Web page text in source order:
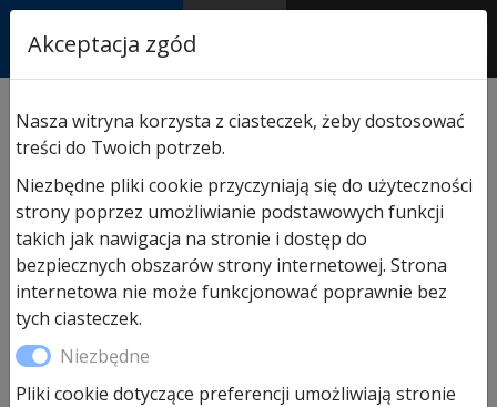
AUTORYZOWANY
PARTNER & SERWIS
segmentowych garażowych/ Sprężyna L723 do bramy
segmentowej EPU/LPU40
Promocja!
Akceptacja zgód
Nasza witryna korzysta z ciasteczek, żeby dostosować
treści do Twoich potrzeb.
Niezbędne pliki cookie przyczyniają się do użyteczności
strony poprzez umożliwianie podstawowych funkcji
takich jak nawigacja na stronie i dostęp do
bezpiecznych obszarów strony internetowej. Strona
internetowa nie może funkcjonować poprawnie bez
tych ciasteczek.
Niezbędne
Pliki cookie dotyczące preferencji umożliwiają stronie